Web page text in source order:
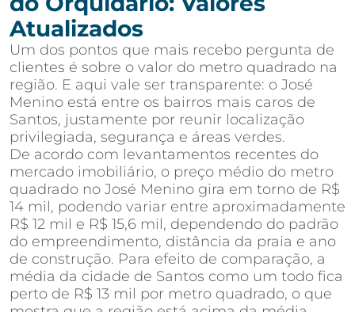
Atualizados
Um dos pontos que mais recebo pergunta de
clientes é sobre o valor do metro quadrado na
região. E aqui vale ser transparente: o José
Menino está entre os bairros mais caros de
Santos, justamente por reunir localização
privilegiada, segurança e áreas verdes.
De acordo com levantamentos recentes do
mercado imobiliário, o preço médio do metro
quadrado no José Menino gira em torno de R$
14 mil, podendo variar entre aproximadamente
R$ 12 mil e R$ 15,6 mil, dependendo do padrão
do empreendimento, distância da praia e ano
de construção. Para efeito de comparação, a
média da cidade de Santos como um todo fica
perto de R$ 13 mil por metro quadrado, o que